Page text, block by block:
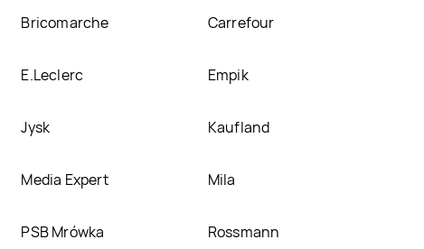
Bricomarche Carrefour
E.Leclerc Empik
Jysk Kaufland
Media Expert Mila
PSB Mrówka Rossmann